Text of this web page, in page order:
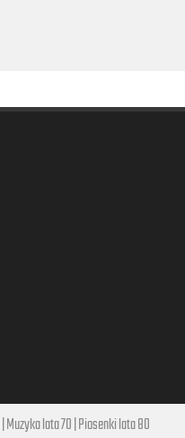
|Muzyka lata 70|Piosenki lata 80